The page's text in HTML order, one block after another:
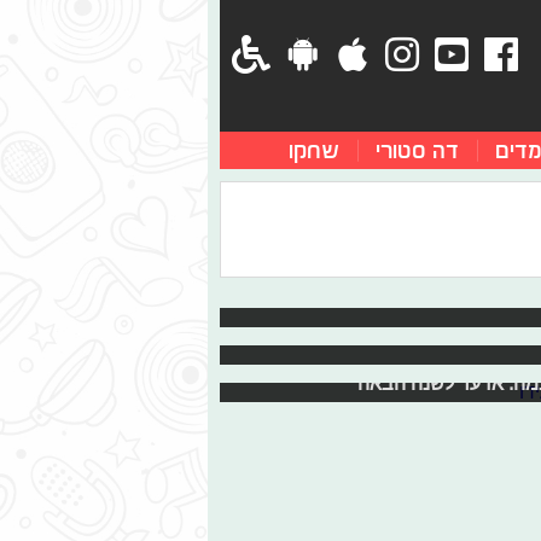
דה סטורי שחקו
היו שם. היינו שם ודאגנו לראיין את
אז עד לשנה הבאה